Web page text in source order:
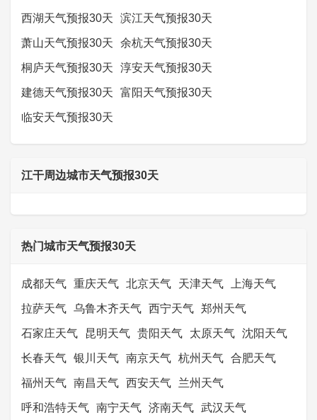
西湖天气预报30天 滨江天气预报30天
萧山天气预报30天 余杭天气预报30天
桐庐天气预报30天 淳安天气预报30天
建德天气预报30天 富阳天气预报30天
临安天气预报30天
江干周边城市天气预报30天
热门城市天气预报30天
成都天气 重庆天气 北京天气 天津天气 上海天气
拉萨天气 乌鲁木齐天气 西宁天气 郑州天气
石家庄天气 昆明天气 贵阳天气 太原天气 沈阳天气
长春天气 银川天气 南京天气 杭州天气 合肥天气
福州天气 南昌天气 西安天气 兰州天气
呼和浩特天气 南宁天气 济南天气 武汉天气